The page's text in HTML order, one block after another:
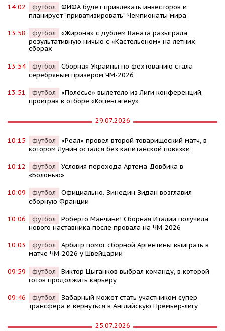
14:02 футбол
ФИФА будет привлекать инвесторов и
планирует “приватизировать” Чемпионаты мира
13:58 футбол
«Жирона» с дублем Ваната разыграла
результативную ничью с «Кастельеном» на летних
сборах
13:54 футбол
Сборная Украины по фехтованию стала
серебряным призером ЧМ-2026
13:51 футбол
«Полесье» вылетело из Лиги конференций,
проиграв в отборе «Копенгагену»
29.07.2026
10:15 футбол
«Реал» провел второй товарищеский матч, в
котором Лунин остался без капитанской повязки
10:12 футбол
Условия перехода Артема Довбика в
«Болонью»
10:09 футбол
Официально. Зинедин Зидан возглавил
сборную Франции
10:06 футбол
Роберто Манчини! Сборная Италии получила
нового наставника после провала на ЧМ-2026
10:03 футбол
Арбитр помог сборной Аргентины выиграть в
матче ЧМ-2026 у Швейцарии
09:59 футбол
Виктор Цыганков выбрал команду, в которой
готов продолжить карьеру
09:46 футбол
Забарный может стать участником супер
трансфера и вернуться в Английскую Премьер-лигу
25.07.2026